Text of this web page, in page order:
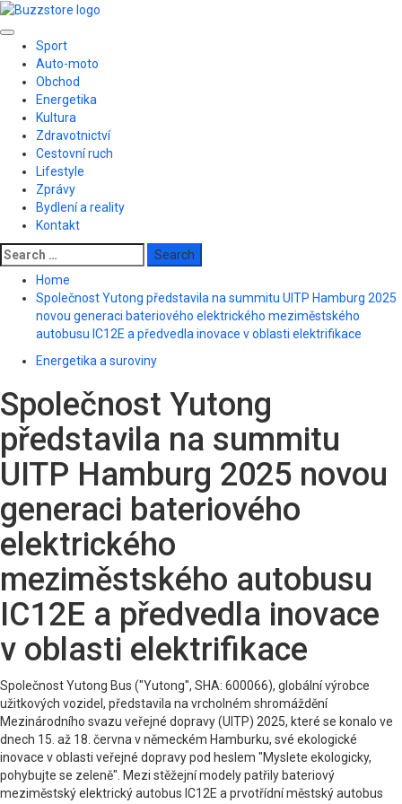
Skip
content
Primary
Menu
Sport
Auto-moto
Obchod
Energetika
Kultura
Zdravotnictví
Cestovní ruch
Lifestyle
Zprávy
Bydlení a reality
Kontakt
Search
for:
Home
Společnost Yutong představila na summitu UITP Hamburg 2025
novou generaci bateriového elektrického meziměstského
autobusu IC12E a předvedla inovace v oblasti elektrifikace
Energetika a suroviny
Společnost Yutong
představila na summitu
UITP Hamburg 2025 novou
generaci bateriového
elektrického
meziměstského autobusu
IC12E a předvedla inovace
v oblasti elektrifikace
Společnost Yutong Bus ("Yutong", SHA: 600066), globální výrobce
užitkových vozidel, představila na vrcholném shromáždění
Mezinárodního svazu veřejné dopravy (UITP) 2025, které se konalo ve
dnech 15. až 18. června v německém Hamburku, své ekologické
inovace v oblasti veřejné dopravy pod heslem "Myslete ekologicky,
pohybujte se zeleně". Mezi stěžejní modely patřily bateriový
meziměstský elektrický autobus IC12E a prvotřídní městský autobus